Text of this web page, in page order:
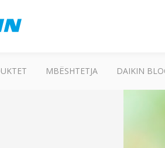
MBËSHTETJA DAIKIN